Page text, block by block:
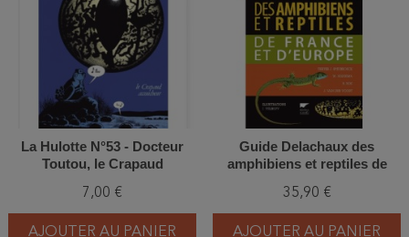
La Hulotte N°53 - Docteur
Toutou, le Crapaud
7,00 €
AJOUTER AU PANIER
Guide Delachaux des
amphibiens et reptiles de
35,90 €
AJOUTER AU PANIER